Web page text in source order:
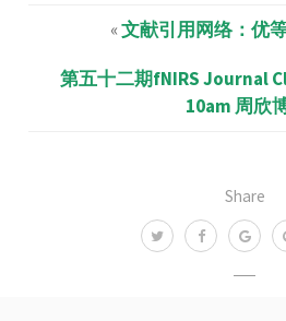
Share
«文献引用网络：优
第五十二期fNIRS Journal
10am 周欣